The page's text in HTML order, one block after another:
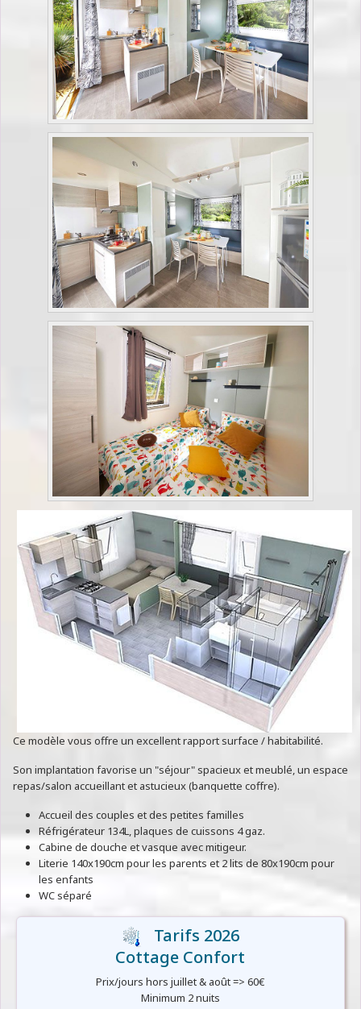
Ce modèle vous offre un excellent rapport surface / habitabilité.
Son implantation favorise un "séjour" spacieux et meublé, un espace
repas/salon accueillant et astucieux (banquette coffre).
Accueil des couples et des petites familles
Réfrigérateur 134L, plaques de cuissons 4 gaz.
Cabine de douche et vasque avec mitigeur.
Literie 140x190cm pour les parents et 2 lits de 80x190cm pour
les enfants
WC séparé
Tarifs 2026
Cottage Confort
Prix/jours hors juillet & août => 60€
Minimum 2 nuits